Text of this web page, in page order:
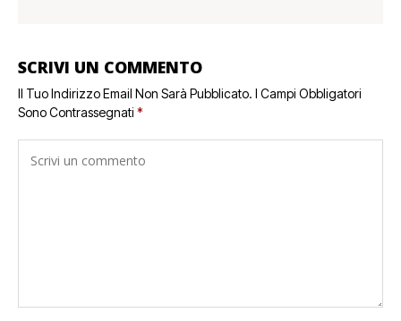
SCRIVI UN COMMENTO
Il Tuo Indirizzo Email Non Sarà Pubblicato. I Campi Obbligatori
Sono Contrassegnati *